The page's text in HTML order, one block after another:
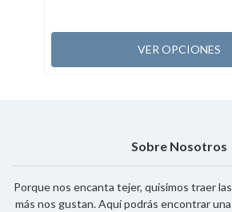
VER OPCIONES
Sobre Nosotros
Porque nos encanta tejer, quisimos traer
más nos gustan. Aquí podrás encontrar